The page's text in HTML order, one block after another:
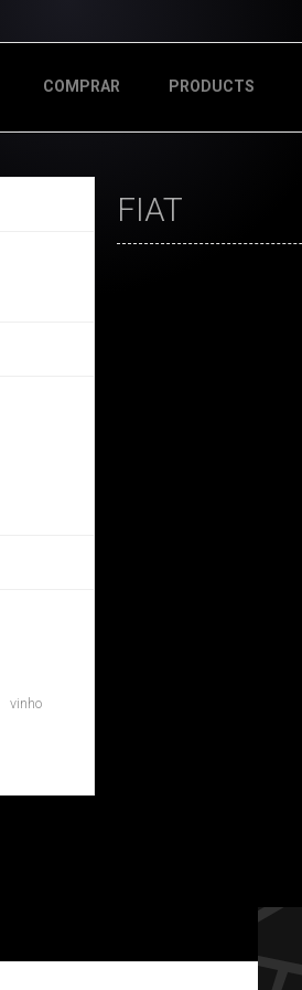
COMPRAR PRODUCTS
FIAT
vinho